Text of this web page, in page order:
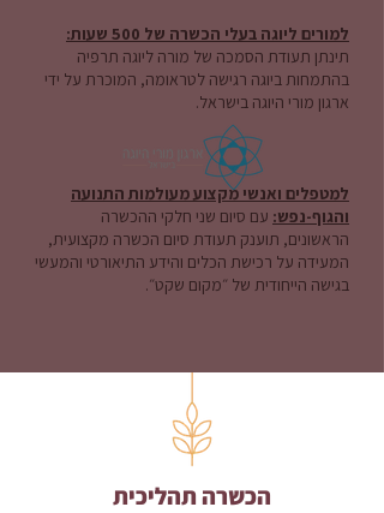
למורים ליוגה בעלי הכשרה של 500 שעות:
תינתן תעודת הסמכה של מורה ליוגה תרפיה
בהתמחות ביוגה רגישה לטראומה, המוכרת על ידי
ארגון מורי היוגה בישראל.
למטפלים ואנשי מקצוע מעולמות התנועה
והגוף-נפש: עם סיום שני חלקי ההכשרה
הראשונים, תוענק תעודת סיום הכשרה מקצועית,
המעידה על רכישת הכלים והידע התיאורטי והמעשי
בגישה הייחודית של ״מקום שקט״.
הכשרה תהליכית